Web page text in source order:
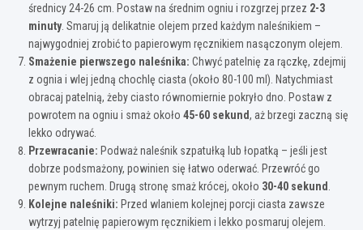
średnicy 24-26 cm. Postaw na średnim ogniu i rozgrzej przez 2-3
minuty. Smaruj ją delikatnie olejem przed każdym naleśnikiem –
najwygodniej zrobić to papierowym ręcznikiem nasączonym olejem.
Smażenie pierwszego naleśnika: Chwyć patelnię za rączkę, zdejmij
z ognia i wlej jedną chochlę ciasta (około 80-100 ml). Natychmiast
obracaj patelnią, żeby ciasto równomiernie pokryło dno. Postaw z
powrotem na ogniu i smaż około 45-60 sekund, aż brzegi zaczną się
lekko odrywać.
Przewracanie: Podważ naleśnik szpatułką lub łopatką – jeśli jest
dobrze podsmażony, powinien się łatwo oderwać. Przewróć go
pewnym ruchem. Drugą stronę smaż krócej, około 30-40 sekund
Kolejne naleśniki: Przed wlaniem kolejnej porcji ciasta zawsze
wytrzyj patelnię papierowym ręcznikiem i lekko posmaruj olejem.